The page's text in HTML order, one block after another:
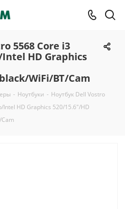
5568 Core i3
Intel HD Graphics
WiFi/BT/Cam
- Ноутбуки - Ноутбук Dell Vostro
Intel HD Graphics 520/15.6"/HD